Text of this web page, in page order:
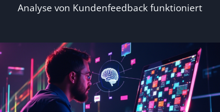
Analyse von Kundenfeedback funktioniert